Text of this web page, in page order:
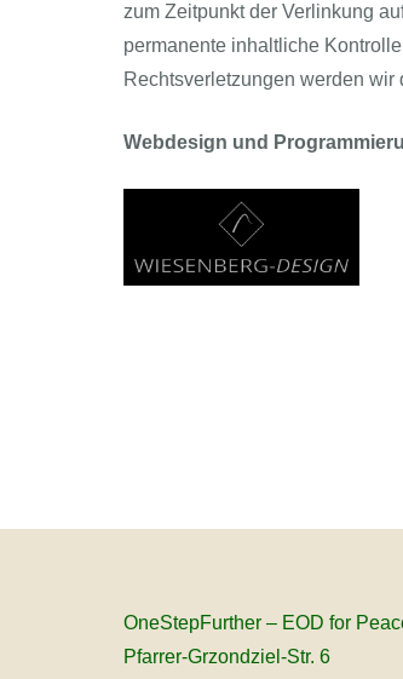
zum Zeitpunkt der Verlinkung
permanente inhaltliche
Rechtsverletzungen werden
Webdesign und
OneStepFurther – EOD for
Pfarrer-Grzondziel-Str. 6